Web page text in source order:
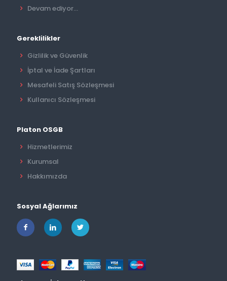
Devam ediyor...
Gereklilikler
Gizlilik ve Güvenlik
İptal ve İade Şartları
Mesafeli Satış Sözleşmesi
Kullanıcı Sözleşmesi
Platon OSGB
Hizmetlerimiz
Kurumsal
Hakkımızda
Sosyal Ağlarımız